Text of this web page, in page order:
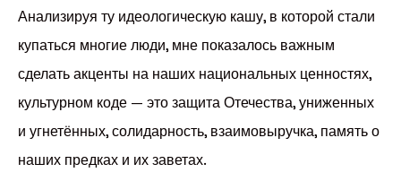
Анализируя ту идеологическую кашу, в которой стали
купаться многие люди, мне показалось важным
сделать акценты на наших национальных ценностях,
культурном коде — это защита Отечества, униженных
и угнетённых, солидарность, взаимовыручка, память о
наших предках и их заветах.